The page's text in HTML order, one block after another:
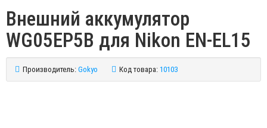
Внешний аккумулятор
WG05EP5B для Nikon EN-EL15
Производитель: Gokyo Код товара: 10103